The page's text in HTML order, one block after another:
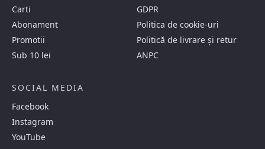
Carti
Abonament
Promotii
Sub 10 lei
GDPR
Politica de cookie-uri
Politică de livrare și retur
ANPC
SOCIAL MEDIA
Facebook
Instagram
YouTube